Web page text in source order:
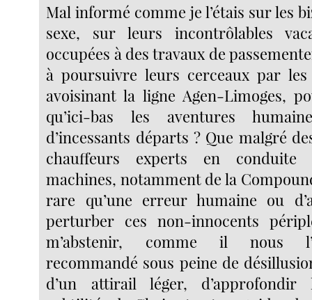
Mal informé comme je l’étais sur les
sexe, sur leurs incontrôlables
occupées à des travaux de
à poursuivre leurs cerceaux par
avoisinant la ligne Agen-Limoges,
qu’ici-bas les aventures
d’incessants départs ? Que malgré
chauffeurs experts en conduite
machines, notamment de la
rare qu’une erreur humaine ou
perturber ces non-innocents
m’abstenir, comme il nous
recommandé sous peine de
d’un attirail léger, d’approfondir